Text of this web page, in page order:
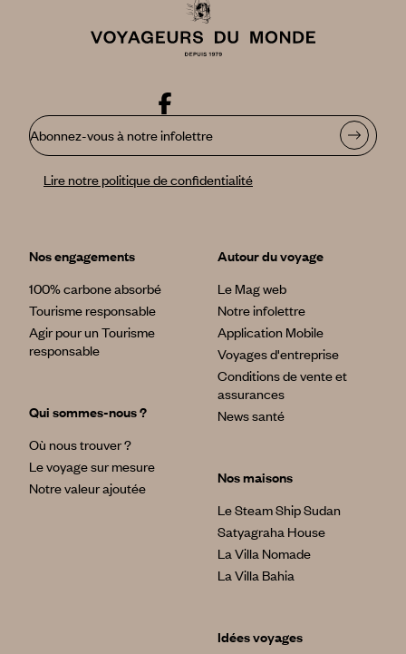
Abonnez-vous à notre infolettre
Lire notre politique de confidentialité
Nos engagements
100% carbone absorbé
Tourisme responsable
Agir pour un Tourisme
responsable
Qui sommes-nous ?
Où nous trouver ?
Le voyage sur mesure
Notre valeur ajoutée
Autour du voyage
Le Mag web
Notre infolettre
Application Mobile
Voyages d'entreprise
Conditions de vente et
assurances
News santé
Nos maisons
Le Steam Ship Sudan
Satyagraha House
La Villa Nomade
La Villa Bahia
Idées voyages